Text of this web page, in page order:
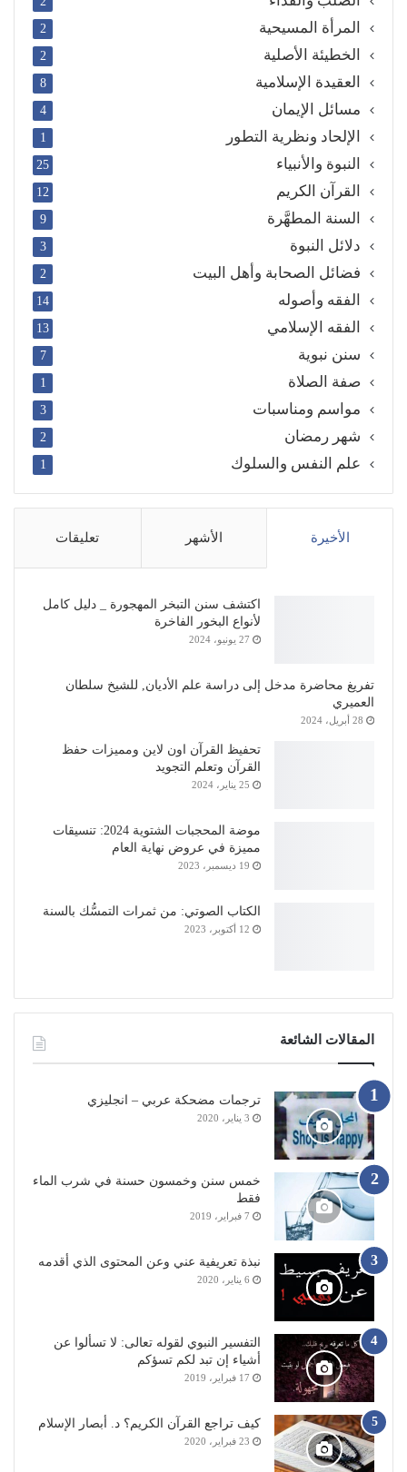
المرأة المسيحية 2
الخطيئة الأصلية 2
العقيدة الإسلامية 8
مسائل الإيمان 4
الإلحاد ونظرية التطور 1
النبوة والأنبياء 25
القرآن الكريم 12
السنة المطهَّرة 9
دلائل النبوة 3
فضائل الصحابة وأهل البيت 2
الفقه وأصوله 14
الفقه الإسلامي 13
سنن نبوية 7
صفة الصلاة 1
مواسم ومناسبات 3
شهر رمضان 2
علم النفس والسلوك 1
الأخيرة الأشهر تعليقات
اكتشف سنن التبخر المهجورة _ دليل كامل
لأنواع البخور الفاخرة
27 يونيو، 2024
تفريغ محاضرة مدخل إلى دراسة علم الأديان, للشيخ سلطان
العميري
28 أبريل، 2024
تحفيظ القرآن اون لاين ومميزات حفظ
القرآن وتعلم التجويد
25 يناير، 2024
موضة المحجبات الشتوية 2024: تنسيقات
مميزة في عروض نهاية العام
19 ديسمبر، 2023
الكتاب الصوتي: من ثمرات التمسُّك بالسنة
12 أكتوبر، 2023
المقالات الشائعة
ترجمات مضحكة عربي – انجليزي
3 يناير، 2020
خمس سنن وخمسون حسنة في شرب الماء
فقط
7 فبراير، 2019
نبذة تعريفية عني وعن المحتوى الذي أقدمه
6 يناير، 2020
التفسير النبوي لقوله تعالى: لا تسألوا عن
أشياء إن تبد لكم تسؤكم
17 فبراير، 2019
كيف تراجع القرآن الكريم؟ د. أبصار الإسلام
23 فبراير، 2020